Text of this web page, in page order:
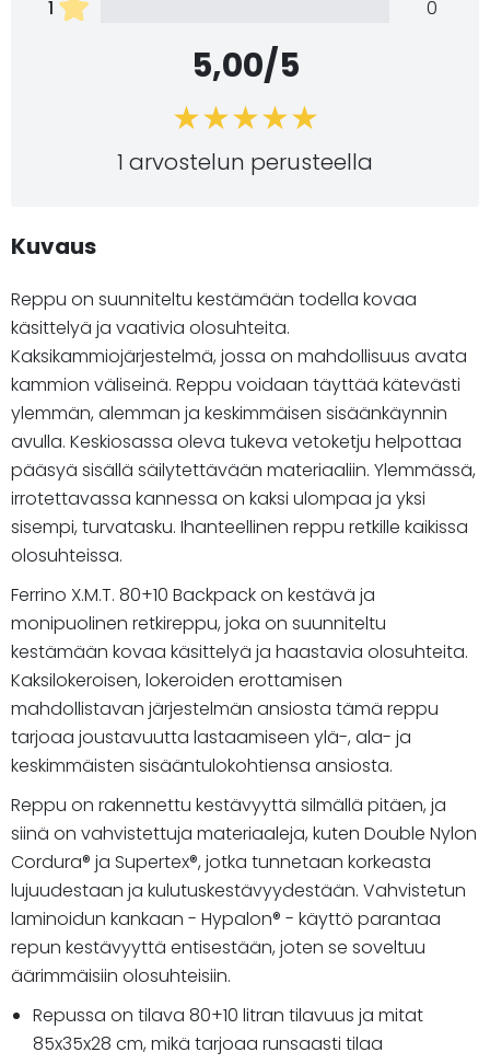
1
0
5,00/5
1 arvostelun perusteella
Kuvaus
Reppu on suunniteltu kestämään todella kovaa
käsittelyä ja vaativia olosuhteita.
Kaksikammiojärjestelmä, jossa on mahdollisuus avata
kammion väliseinä. Reppu voidaan täyttää kätevästi
ylemmän, alemman ja keskimmäisen sisäänkäynnin
avulla. Keskiosassa oleva tukeva vetoketju helpottaa
pääsyä sisällä säilytettävään materiaaliin. Ylemmässä,
irrotettavassa kannessa on kaksi ulompaa ja yksi
sisempi, turvatasku. Ihanteellinen reppu retkille kaikissa
olosuhteissa.
Ferrino X.M.T. 80+10 Backpack on kestävä ja
monipuolinen retkireppu, joka on suunniteltu
kestämään kovaa käsittelyä ja haastavia olosuhteita.
Kaksilokeroisen, lokeroiden erottamisen
mahdollistavan järjestelmän ansiosta tämä reppu
tarjoaa joustavuutta lastaamiseen ylä-, ala- ja
keskimmäisten sisääntulokohtiensa ansiosta.
Reppu on rakennettu kestävyyttä silmällä pitäen, ja
siinä on vahvistettuja materiaaleja, kuten Double Nylon
Cordura® ja Supertex®, jotka tunnetaan korkeasta
lujuudestaan ja kulutuskestävyydestään. Vahvistetun
laminoidun kankaan - Hypalon® - käyttö parantaa
repun kestävyyttä entisestään, joten se soveltuu
äärimmäisiin olosuhteisiin.
Repussa on tilava 80+10 litran tilavuus ja mitat
85x35x28 cm, mikä tarjoaa runsaasti tilaa